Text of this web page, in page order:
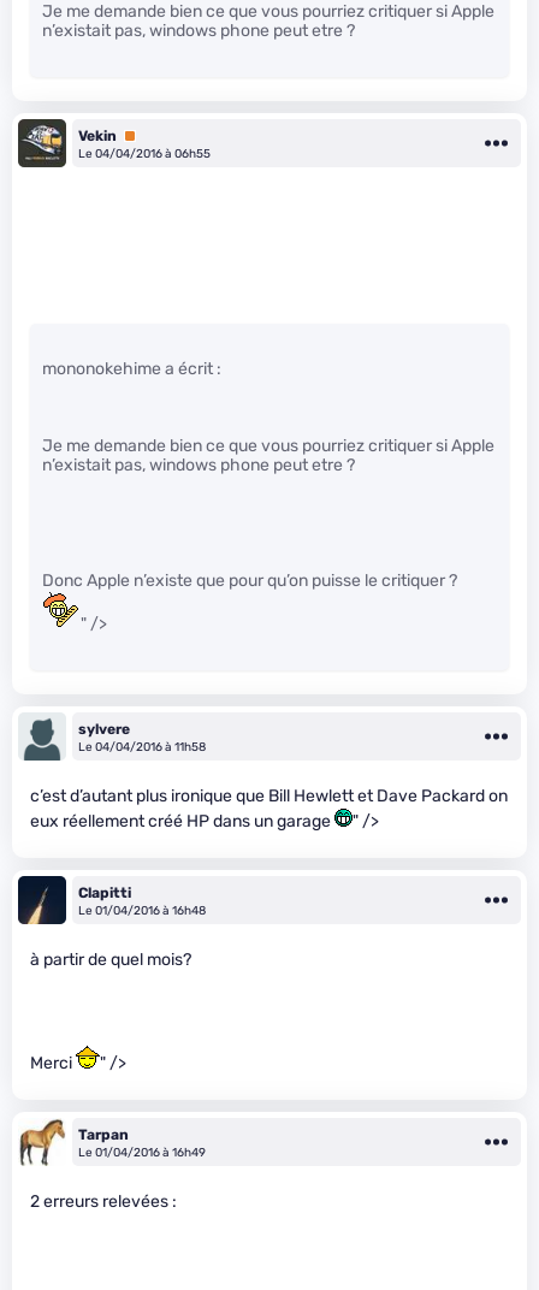
Je me demande bien ce que vous pourriez critiquer si Apple
n’existait pas, windows phone peut etre ?
Vekin
Premium
Le 04/04/2016 à 06h55
mononokehime a écrit :
Je me demande bien ce que vous pourriez critiquer si Apple
n’existait pas, windows phone peut etre ?
Donc Apple n’existe que pour qu’on puisse le critiquer ?
" />
sylvere
Le 04/04/2016 à 11h58
c’est d’autant plus ironique que Bill Hewlett et Dave Packard on
eux réellement créé HP dans un garage
" />
Clapitti
Le 01/04/2016 à 16h48
à partir de quel mois?
Merci " />
Tarpan
Le 01/04/2016 à 16h49
2 erreurs relevées :